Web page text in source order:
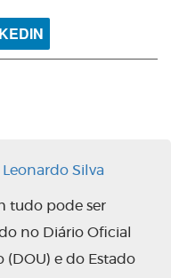
Leonardo Silva
tudo pode ser
no Diário Oficial
(DOU) e do Estado